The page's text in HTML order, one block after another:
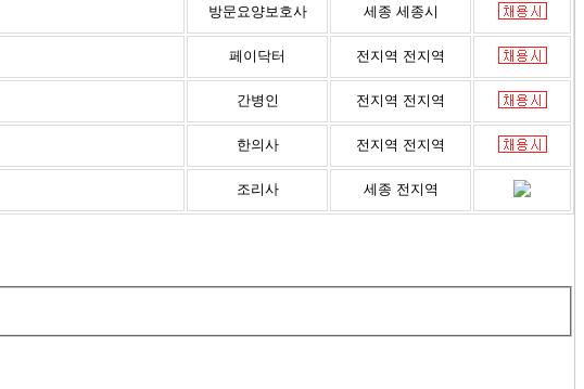
방문요양보호사 세종 세종시
페이닥터 전지역 전지역
간병인 전지역 전지역
한의사 전지역 전지역
조리사 세종 전지역